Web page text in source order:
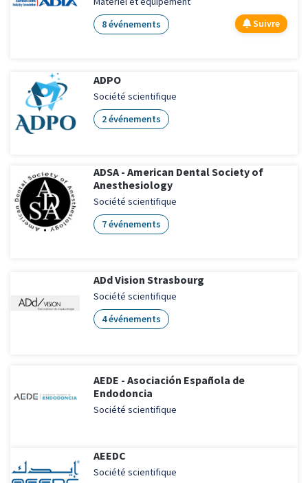
8 événements
Suivre
ADPO
Société scientifique
2 événements
ADSA - American Dental Society of
Anesthesiology
Société scientifique
7 événements
ADd Vision Strasbourg
Société scientifique
4 événements
AEDE - Asociación Española de
Endodoncia
Société scientifique
AEEDC
Société scientifique